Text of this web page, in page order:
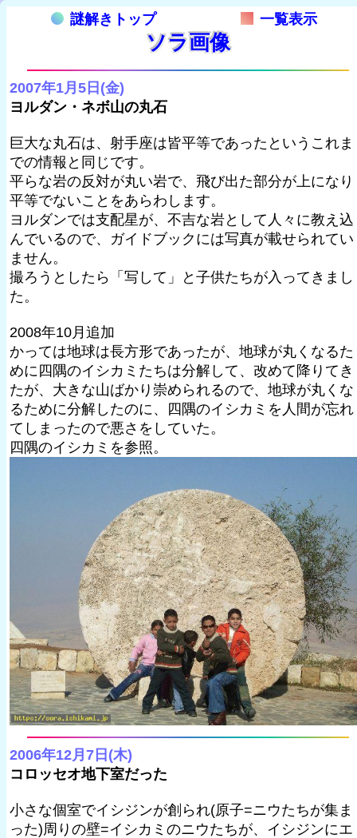
謎解きトップ 一覧表示
ソラ画像
2007年1月5日(金)
ヨルダン・ネボ山の丸石
巨大な丸石は、射手座は皆平等であったというこれま
での情報と同じです。
平らな岩の反対が丸い岩で、飛び出た部分が上になり
平等でないことをあらわします。
ヨルダンでは支配星が、不吉な岩として人々に教え込
んでいるので、ガイドブックには写真が載せられてい
ません。
撮ろうとしたら「写して」と子供たちが入ってきまし
た。
2008年10月追加
かっては地球は長方形であったが、地球が丸くなるた
めに四隅のイシカミたちは分解して、改めて降りてき
たが、大きな山ばかり崇められるので、地球が丸くな
るために分解したのに、四隅のイシカミを人間が忘れ
てしまったので悪さをしていた。
四隅のイシカミを参照。
2006年12月7日(木)
コロッセオ地下室だった
小さな個室でイシジンが創られ(原子=ニウたちが集ま
った)周りの壁=イシカミのニウたちが、イシジンにエ